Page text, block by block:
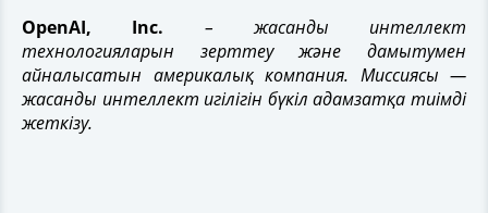
OpenAI, Inc.
– жасанды интеллект
технологияларын зерттеу және дамытумен
айналысатын америкалық компания. Миссиясы —
жасанды интеллект игілігін бүкіл адамзатқа тиімді
жеткізу.